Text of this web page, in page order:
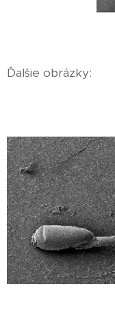
Ďalšie obrázky: